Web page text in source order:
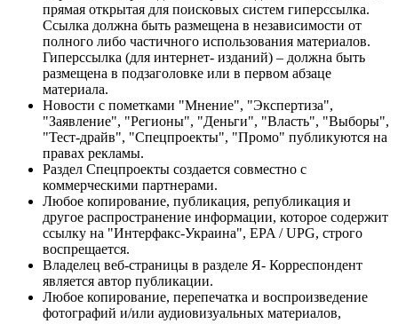
прямая открытая для поисковых систем гиперссылка.
Ссылка должна быть размещена в независимости от
полного либо частичного использования материалов.
Гиперссылка (для интернет- изданий) – должна быть
размещена в подзаголовке или в первом абзаце
материала.
Новости с пометками "Мнение", "Экспертиза",
"Заявление", "Регионы", "Деньги", "Власть", "Выборы",
"Тест-драйв", "Спецпроекты", "Промо" публикуются на
правах рекламы.
Раздел Спецпроекты создается совместно с
коммерческими партнерами.
Любое копирование, публикация, републикация и
другое распространение информации, которое содержит
ссылку на "Интерфакс-Украина", EPA / UPG, строго
воспрещается.
Владелец веб-страницы в разделе Я- Корреспондент
является автор публикации.
Любое копирование, перепечатка и воспроизведение
фотографий и/или аудиовизуальных материалов,